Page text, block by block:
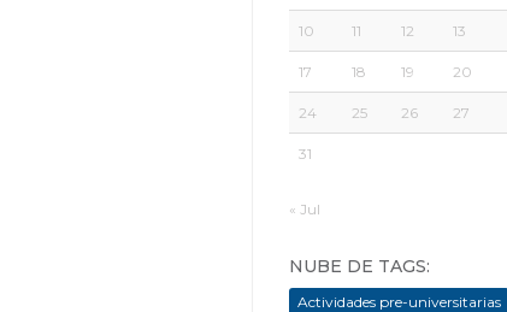
10 11 12 13
17 18 19 20
24 25 26 27
31
« Jul
NUBE DE TAGS:
Actividades pre-universitarias